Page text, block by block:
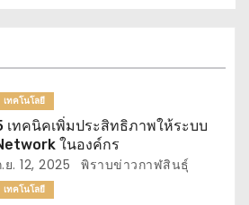
เทคโนโลยี
เทคนิคเพิ่มประสิทธิภาพให้ระบบ
ในองค์กร
ย. 12, 2025 พิราบข่าวกาฬสินธุ์
เทคโนโลยี